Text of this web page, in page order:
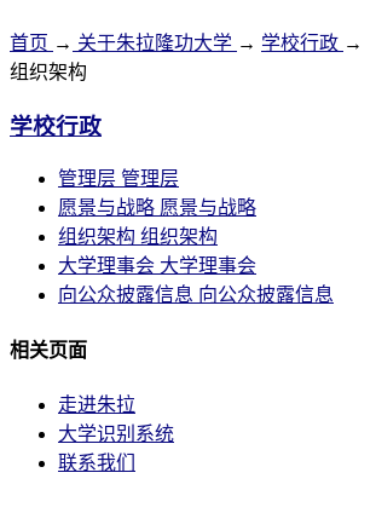
首页 → 关于朱拉隆功大学 → 学校行政 →
组织架构
学校行政
管理层 管理层
愿景与战略 愿景与战略
组织架构 组织架构
大学理事会 大学理事会
向公众披露信息 向公众披露信息
相关页面
走进朱拉
大学识别系统
联系我们